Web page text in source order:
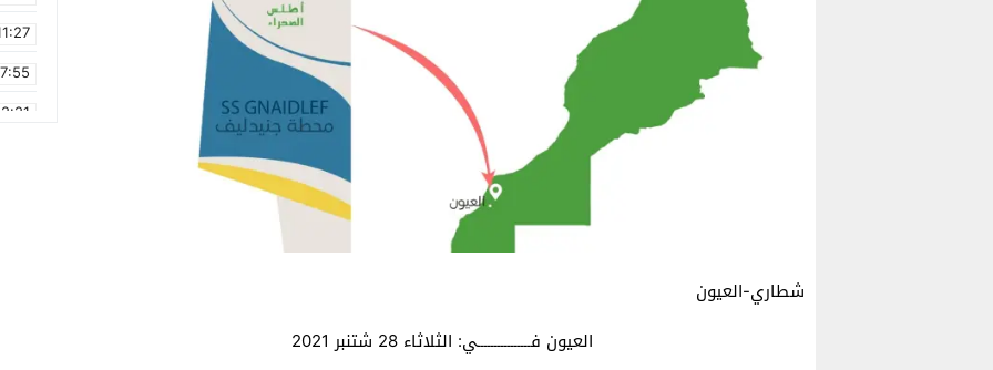
شطاري-العيون
العيون فــــــــــــــــي: الثلاثاء 28 شتنبر 2021